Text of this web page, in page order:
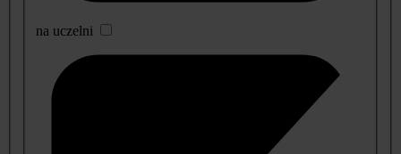
na uczelni